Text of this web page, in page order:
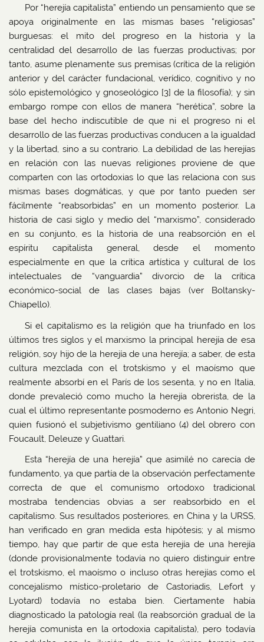
Por “herejía capitalista” entiendo un pensamiento que se
apoya originalmente en las mismas bases “religiosas”
burguesas: el mito del progreso en la historia y la
centralidad del desarrollo de las fuerzas productivas; por
tanto, asume plenamente sus premisas (crítica de la religión
anterior y del carácter fundacional, verídico, cognitivo y no
sólo epistemológico y gnoseológico [3] de la filosofía); y sin
embargo rompe con ellos de manera “herética”, sobre la
base del hecho indiscutible de que ni el progreso ni el
desarrollo de las fuerzas productivas conducen a la igualdad
y la libertad, sino a su contrario. La debilidad de las herejías
en relación con las nuevas religiones proviene de que
comparten con las ortodoxias lo que las relaciona con sus
mismas bases dogmáticas, y que por tanto pueden ser
fácilmente “reabsorbidas” en un momento posterior. La
historia de casi siglo y medio del “marxismo”, considerado
en su conjunto, es la historia de una reabsorción en el
espíritu capitalista general, desde el momento
especialmente en que la crítica artística y cultural de los
intelectuales de “vanguardia” divorcio de la crítica
económico-social de las clases bajas (ver Boltansky-
Chiapello).
Si el capitalismo es la religión que ha triunfado en los
últimos tres siglos y el marxismo la principal herejía de esa
religión, soy hijo de la herejía de una herejía; a saber, de esta
cultura mezclada con el trotskismo y el maoísmo que
realmente absorbí en el París de los sesenta, y no en Italia,
donde prevaleció como mucho la herejía obrerista, de la
cual el último representante posmoderno es Antonio Negri,
quien fusionó el subjetivismo gentiliano (4) del obrero con
Foucault, Deleuze y Guattari.
Esta “herejía de una herejía” que asimilé no carecía de
fundamento, ya que partía de la observación perfectamente
correcta de que el comunismo ortodoxo tradicional
mostraba tendencias obvias a ser reabsorbido en el
capitalismo. Sus resultados posteriores, en China y la URSS,
han verificado en gran medida esta hipótesis; y al mismo
tiempo, hay que partir de que esta herejía de una herejía
(donde provisionalmente todavía no quiero distinguir entre
el trotskismo, el maoísmo o incluso otras herejías como el
concejalismo místico-proletario de Castoriadis, Lefort y
Lyotard) todavía no estaba bien. Ciertamente había
diagnosticado la patología real (la reabsorción gradual de la
herejía comunista en la ortodoxia capitalista), pero todavía